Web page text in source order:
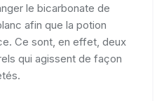
le bicarbonate de
afin que la potion
Ce sont, en effet, deux
qui agissent de façon